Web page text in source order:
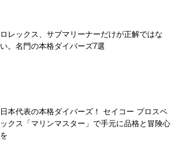
ロレックス、サブマリーナーだけが正解ではな
い。名門の本格ダイバーズ7選
日本代表の本格ダイバーズ！ セイコー プロスペ
ックス「マリンマスター」で手元に品格と冒険心
を